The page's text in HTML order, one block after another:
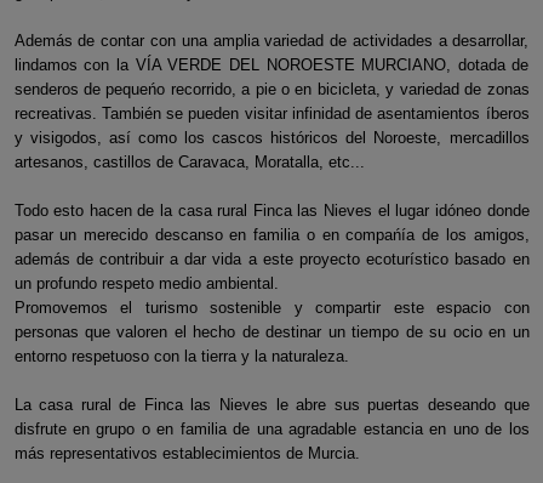
Además de contar con una amplia variedad de actividades a desarrollar,
lindamos con la VÍA VERDE DEL NOROESTE MURCIANO, dotada de
senderos de pequeńo recorrido, a pie o en bicicleta, y variedad de zonas
recreativas. También se pueden visitar infinidad de asentamientos íberos
y visigodos, así como los cascos históricos del Noroeste, mercadillos
artesanos, castillos de Caravaca, Moratalla, etc...
Todo esto hacen de la casa rural Finca las Nieves el lugar idóneo donde
pasar un merecido descanso en familia o en compańía de los amigos,
además de contribuir a dar vida a este proyecto ecoturístico basado en
un profundo respeto medio ambiental.
Promovemos el turismo sostenible y compartir este espacio con
personas que valoren el hecho de destinar un tiempo de su ocio en un
entorno respetuoso con la tierra y la naturaleza.
La casa rural de Finca las Nieves le abre sus puertas deseando que
disfrute en grupo o en familia de una agradable estancia en uno de los
más representativos establecimientos de Murcia.